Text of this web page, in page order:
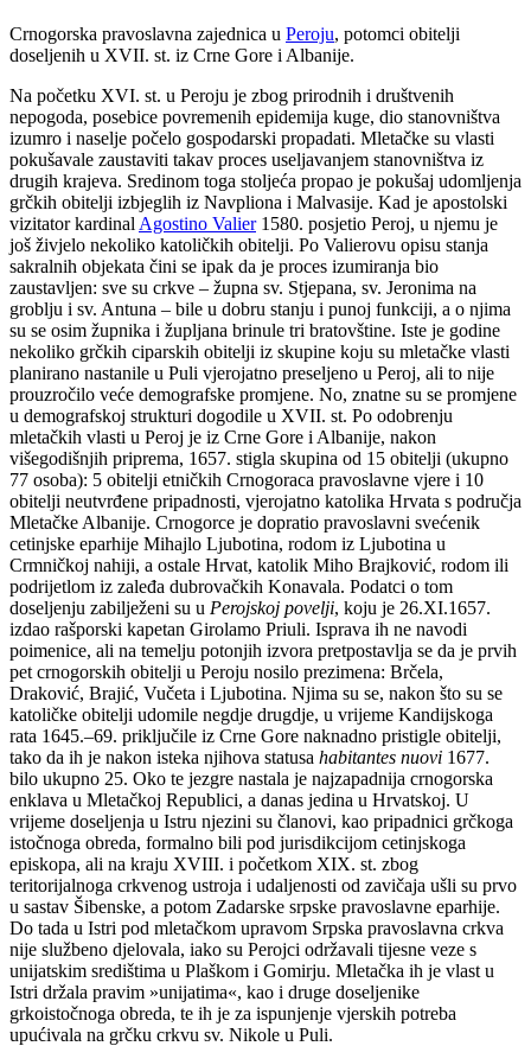
Crnogorska pravoslavna zajednica u Peroju, potomci obitelji
doseljenih u XVII. st. iz Crne Gore i Albanije.
Na početku XVI. st. u Peroju je zbog prirodnih i društvenih
nepogoda, posebice povremenih epidemija kuge, dio stanovništva
izumro i naselje počelo gospodarski propadati. Mletačke su vlasti
pokušavale zaustaviti takav proces useljavanjem stanovništva iz
drugih krajeva. Sredinom toga stoljeća propao je pokušaj udomljenja
grčkih obitelji izbjeglih iz Navpliona i Malvasije. Kad je apostolski
vizitator kardinal Agostino Valier1580. posjetio Peroj, u njemu je
još živjelo nekoliko katoličkih obitelji. Po Valierovu opisu stanja
sakralnih objekata čini se ipak da je proces izumiranja bio
zaustavljen: sve su crkve – župna sv. Stjepana, sv. Jeronima na
groblju i sv. Antuna – bile u dobru stanju i punoj funkciji, a o njima
su se osim župnika i župljana brinule tri bratovštine. Iste je godine
nekoliko grčkih ciparskih obitelji iz skupine koju su mletačke vlasti
planirano nastanile u Puli vjerojatno preseljeno u Peroj, ali to nije
prouzročilo veće demografske promjene. No, znatne su se promjene
u demografskoj strukturi dogodile u XVII. st. Po odobrenju
mletačkih vlasti u Peroj je iz Crne Gore i Albanije, nakon
višegodišnjih priprema, 1657. stigla skupina od 15 obitelji (ukupno
77 osoba): 5 obitelji etničkih Crnogoraca pravoslavne vjere i 10
obitelji neutvrđene pripadnosti, vjerojatno katolika Hrvata s područja
Mletačke Albanije. Crnogorce je dopratio pravoslavni svećenik
cetinjske eparhije Mihajlo Ljubotina, rodom iz Ljubotina u
Crmničkoj nahiji, a ostale Hrvat, katolik Miho Brajković, rodom ili
podrijetlom iz zaleđa dubrovačkih Konavala. Podatci o tom
doseljenju zabilježeni su u Perojskoj povelji, koju je 26.XI.1657.
izdao rašporski kapetan Girolamo Priuli. Isprava ih ne navodi
poimenice, ali na temelju potonjih izvora pretpostavlja se da je prvih
pet crnogorskih obitelji u Peroju nosilo prezimena: Brčela,
Draković, Brajić, Vučeta i Ljubotina. Njima su se, nakon što su se
katoličke obitelji udomile negdje drugdje, u vrijeme Kandijskoga
rata 1645.–69. priključile iz Crne Gore naknadno pristigle obitelji,
tako da ih je nakon isteka njihova statusa habitantes nuovi 1677.
bilo ukupno 25. Oko te jezgre nastala je najzapadnija crnogorska
enklava u Mletačkoj Republici, a danas jedina u Hrvatskoj. U
vrijeme doseljenja u Istru njezini su članovi, kao pripadnici grčkoga
istočnoga obreda, formalno bili pod jurisdikcijom cetinjskoga
episkopa, ali na kraju XVIII. i početkom XIX. st. zbog
teritorijalnoga crkvenog ustroja i udaljenosti od zavičaja ušli su prvo
u sastav Šibenske, a potom Zadarske srpske pravoslavne eparhije.
Do tada u Istri pod mletačkom upravom Srpska pravoslavna crkva
nije službeno djelovala, iako su Perojci održavali tijesne veze s
unijatskim središtima u Plaškom i Gomirju. Mletačka ih je vlast u
Istri držala pravim »unijatima«, kao i druge doseljenike
grkoistočnoga obreda, te ih je za ispunjenje vjerskih potreba
upućivala na grčku crkvu sv. Nikole u Puli.